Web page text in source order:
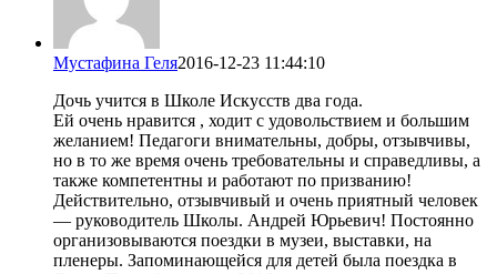
Мустафина Геля2016-12-23 11:44:10
Дочь учится в Школе Искусств два года.
Ей очень нравится , ходит с удовольствием и большим
желанием! Педагоги внимательны, добры, отзывчивы,
но в то же время очень требовательны и справедливы, а
также компетентны и работают по призванию!
Действительно, отзывчивый и очень приятный человек
— руководитель Школы. Андрей Юрьевич! Постоянно
организовываются поездки в музеи, выставки, на
пленеры. Запоминающейся для детей была поездка в